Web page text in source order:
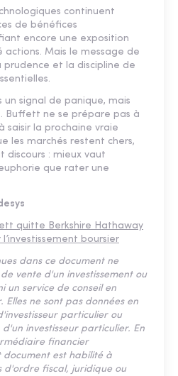
continuent
de bénéfices
encore une exposition
actions. Mais le message de
et la discipline de
un signal de panique, mais
Buffett ne se prépare pas à
saisir la prochaine vraie
les marchés restent chers,
discours : mieux vaut
que rater une
quitte Berkshire Hathaway
boursier
dans ce document ne
vente d'un investissement ou
un service de conseil en
Elles ne sont pas données en
particulier ou
investisseur particulier. En
financier
est habilité à
d'ordre fiscal, juridique ou